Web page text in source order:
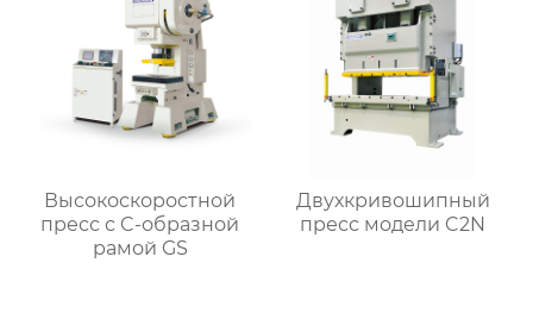
Высокоскоростной
пресс с C-образной
рамой GS
Двухкривошипный
пресс модели C2N